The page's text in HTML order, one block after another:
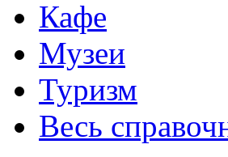
Кафе
Музеи
Туризм
Весь